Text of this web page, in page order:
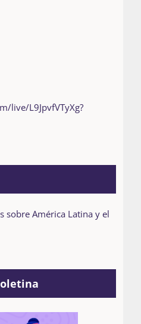
live/L9JpvfVTyXg?
sobre América Latina y el